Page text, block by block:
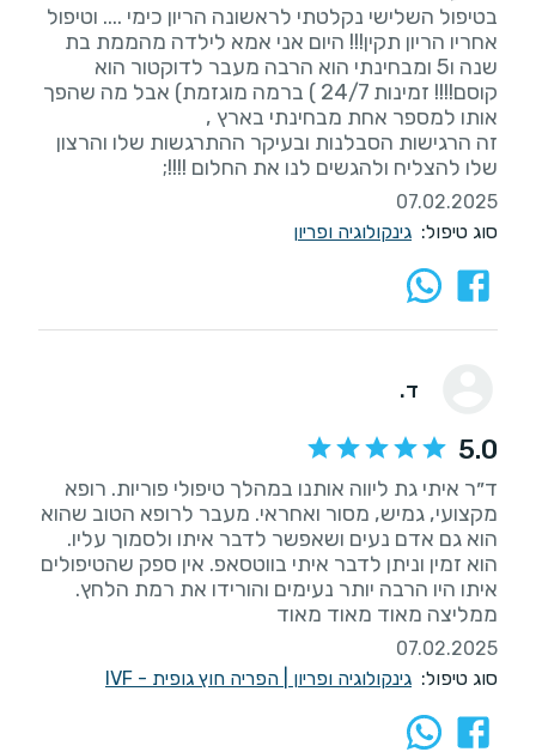
בטיפול השלישי נקלטתי לראשונה הריון כימי .... וטיפול
אחריו הריון תקין!!! היום אני אמא לילדה מהממת בת
שנה ו5 ומבחינתי הוא הרבה מעבר לדוקטור הוא
קוסם!!!! זמינות 24/7 ) ברמה מוגזמת) אבל מה שהפך
זה הרגישות הסבלנות ובעיקר ההתרגשות שלו והרצון
שלו להצליח ולהגשים לנו את החלום !!!!;
07.02.2025
סוג טיפול: גינקולוגיה ופריון
ד.
5.0
ד״ר איתי גת ליווה אותנו במהלך טיפולי פוריות. רופא
מקצועי, גמיש, מסור ואחראי. מעבר לרופא הטוב שהוא
הוא גם אדם נעים ושאפשר לדבר איתו ולסמוך עליו.
הוא זמין וניתן לדבר איתי בווטסאפ. אין ספק שהטיפולים
איתו היו הרבה יותר נעימים והורידו את רמת הלחץ.
ממליצה מאוד מאוד מאוד
07.02.2025
סוג טיפול: גינקולוגיה ופריון הפריה חוץ גופית - IVF